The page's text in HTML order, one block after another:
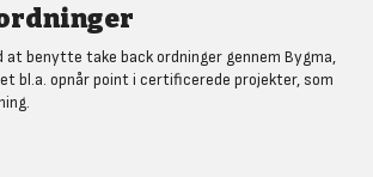
at benytte take back ordninger gennem Bygma,
bl.a. opnår point i certificerede projekter, som